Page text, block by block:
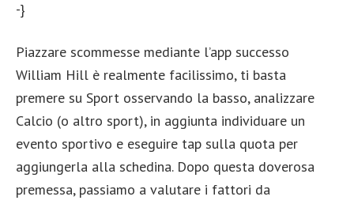
-}
Piazzare scommesse mediante l’app successo
William Hill è realmente facilissimo, ti basta
premere su Sport osservando la basso, analizzare
Calcio (o altro sport), in aggiunta individuare un
evento sportivo e eseguire tap sulla quota per
aggiungerla alla schedina. Dopo questa doverosa
premessa, passiamo a valutare i fattori da